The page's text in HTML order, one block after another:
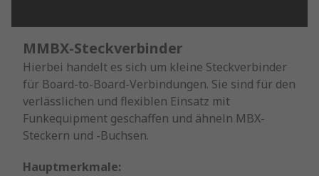
MMBX-Steckverbinder
Hierbei handelt es sich um kleine Steckverbinder
für Board-to-Board-Verbindungen. Sie sind für den
verlässlichen und flexiblen Einsatz mit
Funkequipment geschaffen und ähneln MBX-
Steckern und -Buchsen.
Hauptmerkmale: